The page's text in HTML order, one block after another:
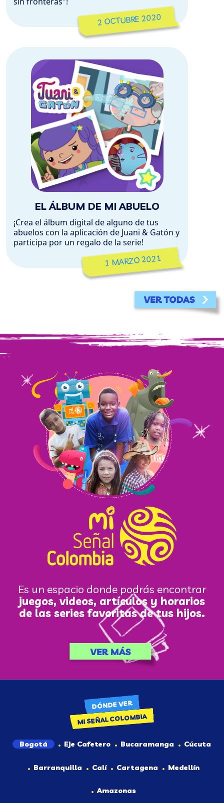
2 OCTUBRE 2020
EL ÁLBUM DE MI ABUELO
¡Crea el álbum digital de alguno de tus
abuelos con la aplicación de Juani & Gatón y
participa por un regalo de la serie!
1 MARZO 2021
Es un espacio donde podrás encontrar
juegos, videos, artículos y horarios
de las series favoritas de tus hijos.
DÓNDE VER
MI SEÑAL COLOMBIA
Bogotá Eje Cafetero Bucaramanga Cúcuta
Barranquilla Calí Cartagena Medellín
Amazonas